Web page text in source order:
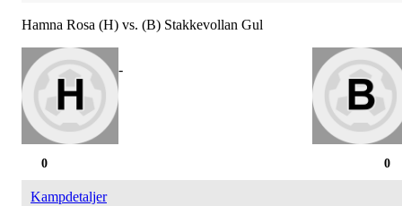
Hamna Rosa (H) vs. (B) Stakkevollan Gul
-
0
0
Kampdetaljer